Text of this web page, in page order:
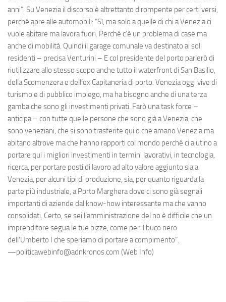
anni”. Su Venezia il discorso è altrettanto dirompente per certi versi,
perché apre alle automobili: “Sì, ma solo a quelle di chi a Venezia ci
vuole abitare ma lavora fuori. Perché c’è un problema di case ma
anche di mobilità. Quindi il garage comunale va destinato ai soli
residenti – precisa Venturini – E col presidente del porto parlerò di
riutilizzare allo stesso scopo anche tutto il waterfront di San Basilio,
della Scomenzera e dell’ex Capitaneria di porto. Venezia oggi vive di
turismo e di pubblico impiego, ma ha bisogno anche di una terza
gamba che sono gli investimenti privati. Farò una task force –
anticipa – con tutte quelle persone che sono già a Venezia, che
sono veneziani, che si sono trasferite qui o che amano Venezia ma
abitano altrove ma che hanno rapporti col mondo perché ci aiutino a
portare qui i migliori investimenti in termini lavorativi, in tecnologia,
ricerca, per portare posti di lavoro ad alto valore aggiunto sia a
Venezia, per alcuni tipi di produzione, sia, per quanto riguarda la
parte più industriale, a Porto Marghera dove ci sono già segnali
importanti di aziende dal know-how interessante ma che vanno
consolidati. Certo, se sei l’amministrazione del no è difficile che un
imprenditore segua le tue bizze, come per il buco nero
dell’Umberto I che speriamo di portare a compimento”.
—politicawebinfo@adnkronos.com (Web Info)